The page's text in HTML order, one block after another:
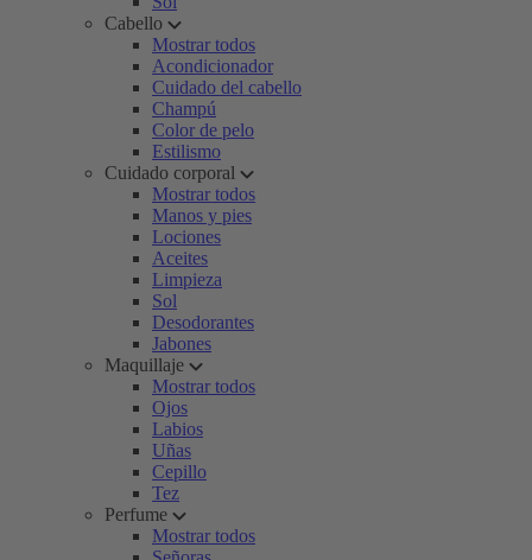
Cabello
Mostrar todos
Acondicionador
Cuidado del cabello
Champú
Color de pelo
Estilismo
Cuidado corporal
Mostrar todos
Manos y pies
Lociones
Aceites
Limpieza
Sol
Desodorantes
Jabones
Maquillaje
Mostrar todos
Ojos
Labios
Uñas
Cepillo
Tez
Perfume
Mostrar todos